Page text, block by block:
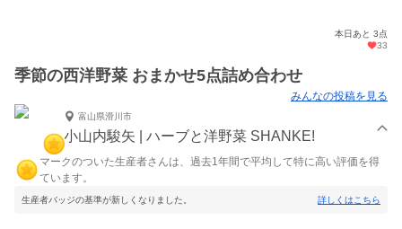
本日あと 3点
33
季節の西洋野菜 おまかせ5点詰め合わせ
みんなの投稿を見る
富山県滑川市
小山内駿矢 | ハーブと洋野菜 SHANKE!
マークのついた生産者さんは、過去1年間で平均して特に高い評価を得
ています。
生産者バッジの基準が新しくなりました。 詳しくはこちら